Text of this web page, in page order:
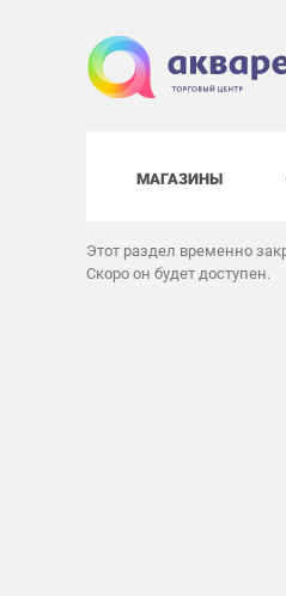
МАГАЗИНЫ
Этот раздел временно
Скоро он будет доступен.